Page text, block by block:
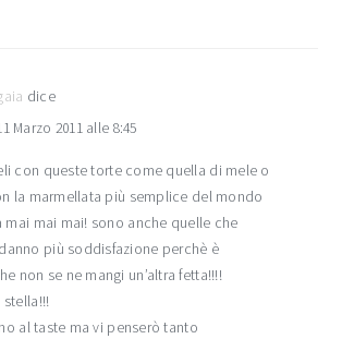
dice
Marzo 2011 alle 8:45
con queste torte come quella di mele o
la marmellata più semplice del mondo
mai mai mai! sono anche quelle che
più soddisfazione perchè è
non se ne mangi un’altra fetta!!!!
al taste ma vi penserò tanto